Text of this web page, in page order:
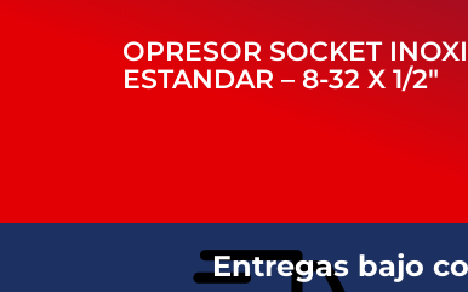
OPRESOR SOCKET
ESTANDAR – 8-32 X 1/2″
Entregas bajo